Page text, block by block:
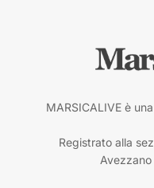
MARSICALIVE è
Registrato alla